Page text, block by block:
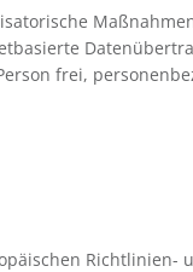
frei,
Richtlinien-